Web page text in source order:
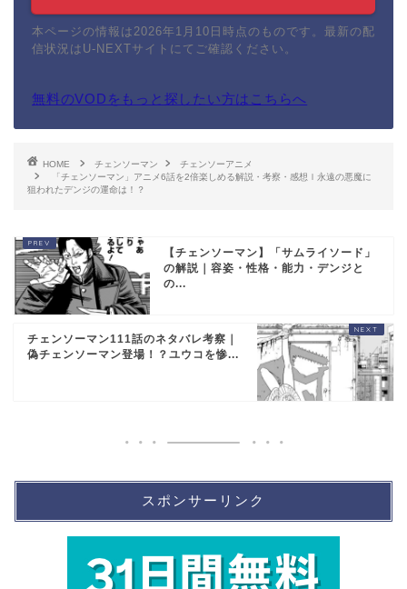
本ページの情報は2026年1月10日時点のものです。最新の配
信状況はU-NEXTサイトにてご確認ください。
無料のVODをもっと探したい方はこちらへ
HOME チェンソーマン
チェンソーアニメ
「チェンソーマン」アニメ6話を2倍楽しめる解説・考察・感想ｌ永遠の悪魔に
狙われたデンジの運命は！？
【チェンソーマン】「サムライソード」
の解説｜容姿・性格・能力・デンジと
の...
チェンソーマン111話のネタバレ考察｜
偽チェンソーマン登場！？ユウコを惨...
スポンサーリンク